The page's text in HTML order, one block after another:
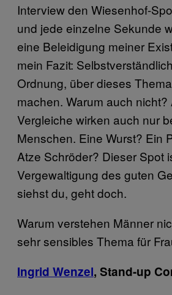
Interview den Wiesenhof-
und jede einzelne Sekunde
eine Beleidigung meiner
mein Fazit:
Ordnung, über dieses
machen. Warum auch nicht?
Vergleiche wirken auch nur
Menschen. Eine Wurst? Ein
Atze Schröder? Dieser Spot
Vergewaltigung des guten
siehst du, geht doch.
Warum verstehen Männer
sehr sensibles Thema für
Ingrid Wenzel, Stand-up